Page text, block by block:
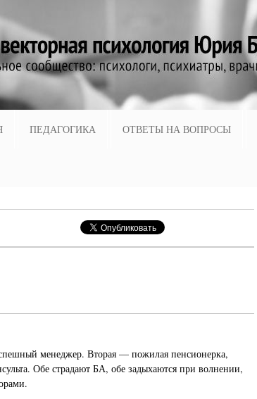
ПЕДАГОГИКА ОТВЕТЫ НА ВОПРОСЫ
менеджер. Вторая — пожилая пенсионерка,
Обе страдают БА, обе задыхаются при волнении,